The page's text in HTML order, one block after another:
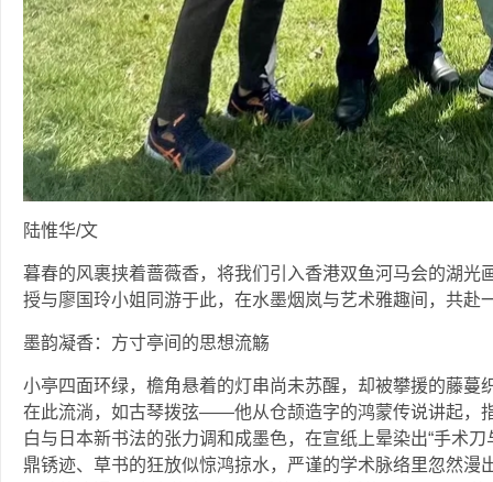
陆惟华/文
暮春的风裹挟着蔷薇香，将我们引入香港双鱼河马会的湖光
授与廖国玲小姐同游于此，在水墨烟岚与艺术雅趣间，共赴
墨韵凝香：方寸亭间的思想流觞
小亭四面环绿，檐角悬着的灯串尚未苏醒，却被攀援的藤蔓
在此流淌，如古琴拨弦——他从仓颉造字的鸿蒙传说讲起，
白与日本新书法的张力调和成墨色，在宣纸上晕染出“手术
鼎锈迹、草书的狂放似惊鸿掠水，严谨的学术脉络里忽然漫